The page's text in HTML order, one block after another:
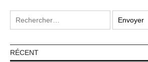
RÉCENT